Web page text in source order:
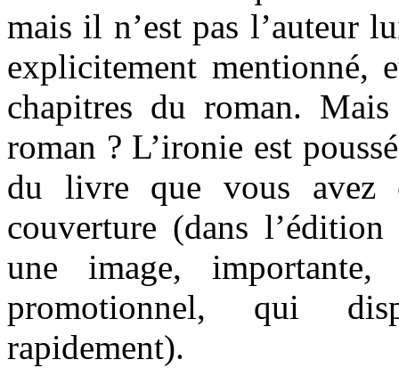
mais il n’est pas l’auteur
explicitement mentionné,
chapitres du roman.
roman ? L’ironie est
du livre que vous avez
couverture (dans
une image,
promotionnel, qui
rapidement).